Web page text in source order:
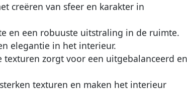
creëren van sfeer en karakter in
en een robuuste uitstraling in de ruimte.
elegantie in het interieur.
zorgt voor een uitgebalanceerd en
texturen en maken het interieur